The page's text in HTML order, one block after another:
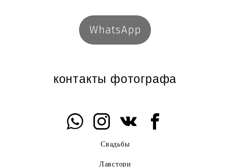
WhatsApp
контакты фотографа
Свадьбы
Лавстори